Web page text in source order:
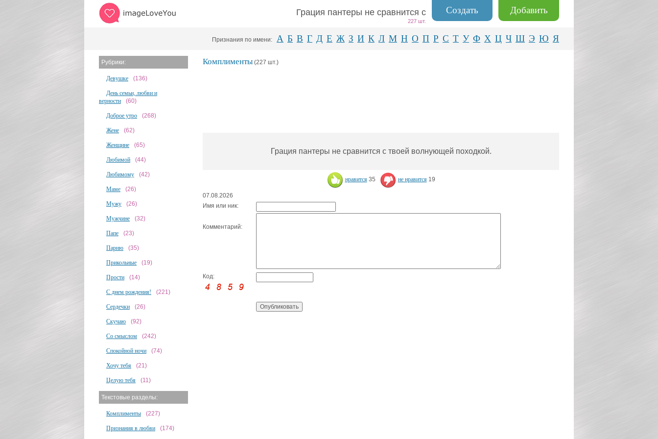
Добавить
Создать
Грация пантеры не сравнится с
227 шт.
Признания по имени: А Б В Г Д Е Ж З И К Л М Н О П Р С Т У Ф Х Ц Ч Ш Э Ю Я
Рубрики:
Девушке (136)
День семьи, любви и
верности
(60)
Доброе утро (268)
Жене (62)
Женщине (65)
Любимой (44)
Любимому (42)
Маме (26)
Мужу (26)
Мужчине (32)
Папе (23)
Парню (35)
Прикольные (19)
Прости (14)
С днем рождения! (221)
Сердечки (26)
Скучаю (92)
Со смыслом (242)
Спокойной ночи (74)
Хочу тебя (21)
Целую тебя (11)
Текстовые разделы:
Комплименты (227)
Признания в любви (174)
Комплименты (227 шт.)
Грация пантеры не сравнится с твоей волнующей походкой.
нравится 35 не нравится 19
07.08.2026
Имя или ник:
Комментарий:
Код: